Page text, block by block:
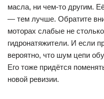
масла, ни чем-то другим.
— тем лучше. Обратите
моторах слабые не
гидронатяжители. И если
вероятно, что шум цепи
Его тоже придётся
новой ревизии.